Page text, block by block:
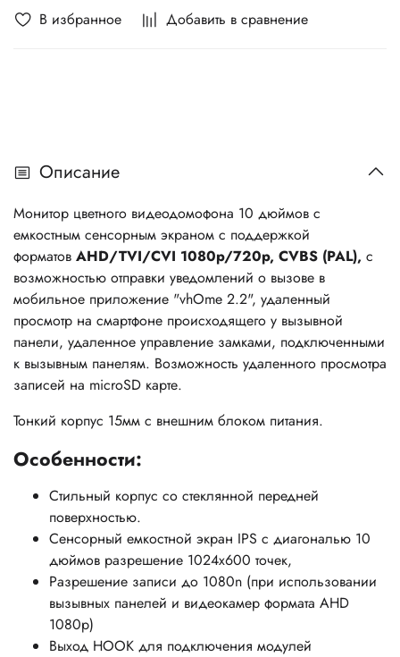
В избранное Добавить в сравнение
Описание
Монитор цветного видеодомофона 10 дюймов с
емкостным сенсорным экраном с поддержкой
форматов AHD/TVI/CVI 1080p/720p, CVBS (PAL), с
возможностью отправки уведомлений о вызове в
мобильное приложение "vhOme 2.2", удаленный
просмотр на смартфоне происходящего у вызывной
панели, удаленное управление замками, подключенными
к вызывным панелям. Возможность удаленного просмотра
записей на microSD карте.
Тонкий корпус 15мм с внешним блоком питания.
Особенности:
Стильный корпус со стеклянной передней
поверхностью.
Сенсорный емкостной экран IPS с диагональю 10
дюймов разрешение 1024х600 точек,
Разрешение записи до 1080n (при иcпользовании
вызывных панелей и видеокамер формата AHD
1080p)
Выход HOOK для подключения модулей